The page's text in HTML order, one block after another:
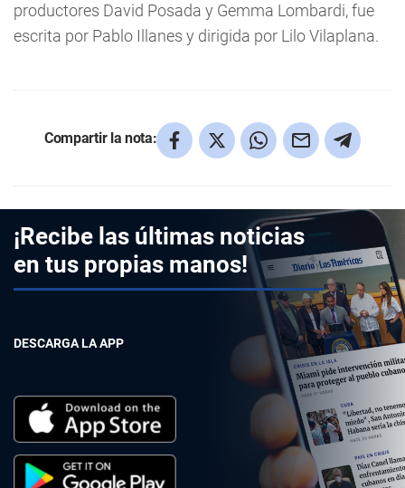
productores David Posada y Gemma Lombardi, fue
escrita por Pablo Illanes y dirigida por Lilo Vilaplana.
Compartir la nota:
¡Recibe las últimas noticias
en tus propias manos!
DESCARGA LA APP